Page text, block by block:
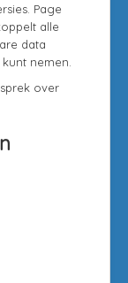
Page
alle
data
nemen.
over